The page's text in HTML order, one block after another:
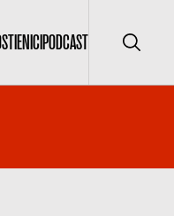
PODCAST Cerca